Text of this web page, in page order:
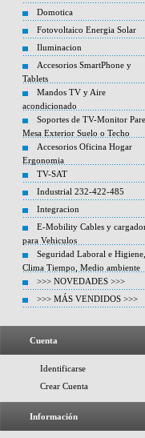
Domotica
Fotovoltaico Energia Solar
Iluminacion
Accesorios SmartPhone y
Tablets
Mandos TV y Aire
acondicionado
Soportes de TV-Monitor
Mesa Exterior Suelo o Techo
Accesorios Oficina Hogar
Ergonomia
TV-SAT
Industrial 232-422-485
Integracion
E-Mobility Cables y
para Vehiculos
Seguridad Laboral e Higiene,
Clima Tiempo, Medio ambiente
>>> NOVEDADES >>>
>>> MÁS VENDIDOS >>>
Cuenta
Identificarse
Crear Cuenta
Información